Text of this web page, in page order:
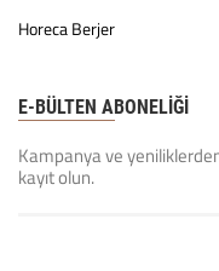
Horeca Berjer
E-BÜLTEN ABONELİĞİ
Kampanya ve
kayıt olun.